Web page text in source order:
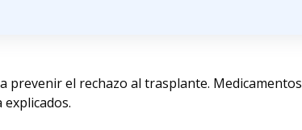
el rechazo al trasplante. Medicamentos